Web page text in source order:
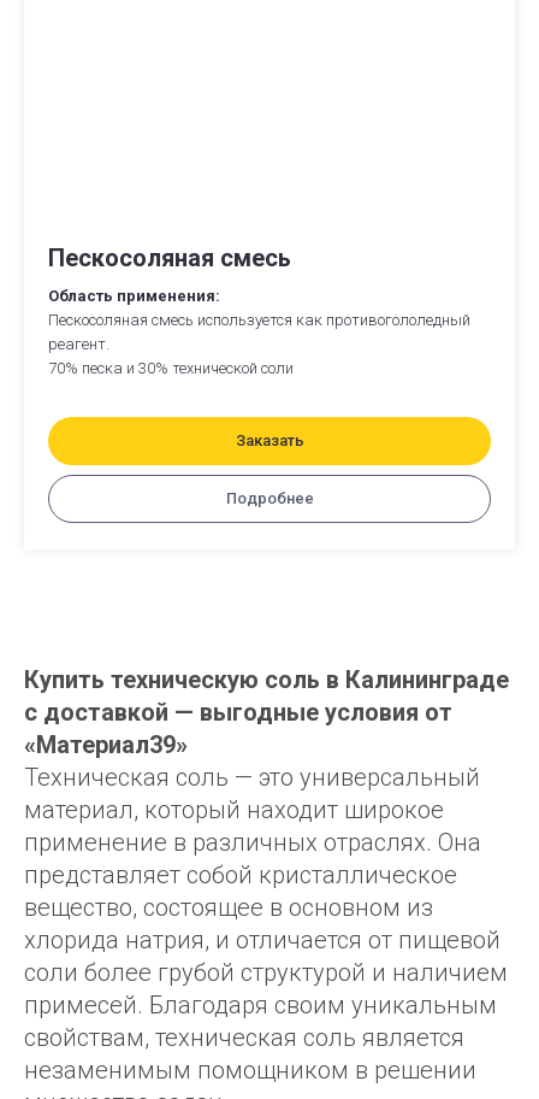
Пескосоляная смесь
Область применения:
Пескосоляная смесь используется как противогололедный
реагент.
70% песка и 30% технической соли
Заказать
Подробнее
Купить техническую соль в Калининграде
с доставкой — выгодные условия от
«Материал39»
Техническая соль — это универсальный
материал, который находит широкое
применение в различных отраслях. Она
представляет собой кристаллическое
вещество, состоящее в основном из
хлорида натрия, и отличается от пищевой
соли более грубой структурой и наличием
примесей. Благодаря своим уникальным
свойствам, техническая соль является
незаменимым помощником в решении